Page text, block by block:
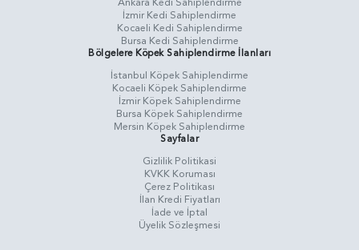
İzmir Kedi Sahiplendirme
Kocaeli Kedi Sahiplendirme
Bursa Kedi Sahiplendirme
Bölgelere Köpek Sahiplendirme İlanları
İstanbul Köpek Sahiplendirme
Kocaeli Köpek Sahiplendirme
İzmir Köpek Sahiplendirme
Bursa Köpek Sahiplendirme
Mersin Köpek Sahiplendirme
Sayfalar
Gizlilik Politikasi
KVKK Koruması
Çerez Politikası
İlan Kredi Fiyatları
İade ve İptal
Üyelik Sözleşmesi